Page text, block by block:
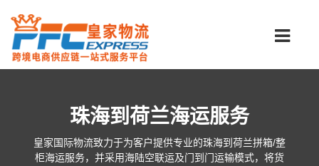
珠海到荷兰海运服务
皇家国际物流致力于为客户提供专业的珠海到荷兰拼箱/整
柜海运服务，并采用海陆空联运及门到门运输模式，将货